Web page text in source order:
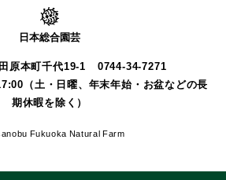
日本総合園芸
原本町千代19-1
0744-34-7271
（土・日曜、年末年始・お盆などの長
期休暇を除く）
Fukuoka Natural Farm